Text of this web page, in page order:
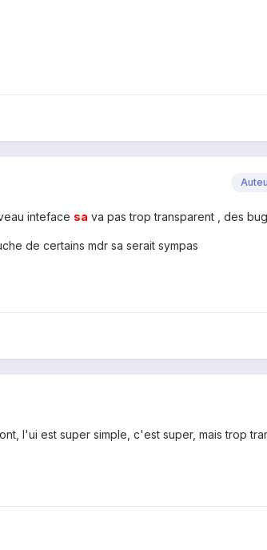
inteface sa va pas trop transparent , des
de certains mdr sa serait sympas
l'ui est super simple, c'est super, mais trop